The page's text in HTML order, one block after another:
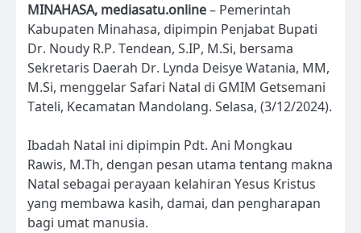
MINAHASA, mediasatu.online– Pemerintah
Kabupaten Minahasa, dipimpin Penjabat Bupati
Dr. Noudy R.P. Tendean, S.IP, M.Si, bersama
Sekretaris Daerah Dr. Lynda Deisye Watania, MM,
M.Si, menggelar Safari Natal di GMIM Getsemani
Tateli, Kecamatan Mandolang. Selasa, (3/12/2024).
Ibadah Natal ini dipimpin Pdt. Ani Mongkau
Rawis, M.Th, dengan pesan utama tentang makna
Natal sebagai perayaan kelahiran Yesus Kristus
yang membawa kasih, damai, dan pengharapan
bagi umat manusia.